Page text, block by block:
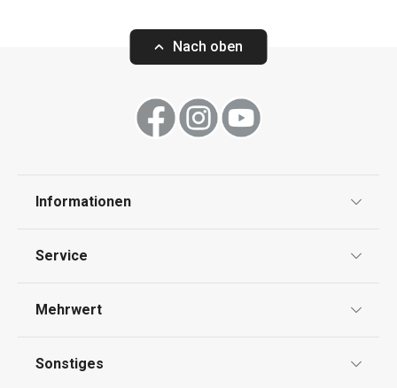
Zylinder für kohlensäurehaltige
Auf Lager
Form für
Nach oben
Informationen
Impressum
Service
Rückgabe von Waren/Reklamation
Mehrwert
Sonstiges